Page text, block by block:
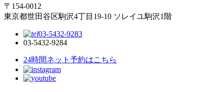
〒154-0012
東京都世田谷区駒沢4丁目19-10 ソレイユ駒沢1階
03-5432-9283
03-5432-9284
24時間ネット予約はこちら